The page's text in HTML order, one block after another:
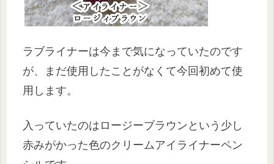
ラブライナーは今まで気になっていたのです
が、まだ使用したことがなくて今回初めて使
用します。
入っていたのはロージーブラウンという少し
赤みがかった色のクリームアイライナーペン